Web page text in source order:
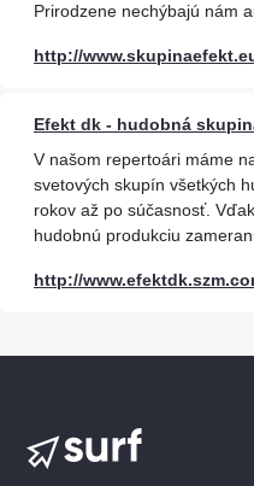
Prirodzene nechýbajú nám
http://
Efekt dk - hudobná
V našom repertoári máme
svetových skupín všetkých
rokov až po súčasnosť.
hudobnú produkciu
http://